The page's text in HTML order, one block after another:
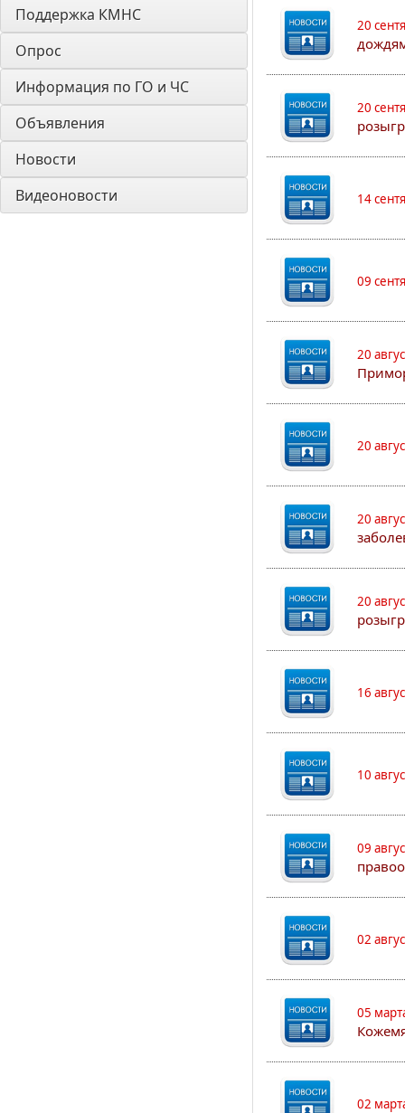
Поддержка КМНС
Опрос
Информация по ГО и ЧС
Объявления
Новости
Видеоновости
20
20
14
09
20
20
20
20
16
10
09
02
05
02